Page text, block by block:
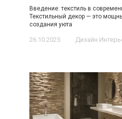
Введение: текстиль в
Текстильный декор — это
создания уюта
26.10.2025 Дизайн